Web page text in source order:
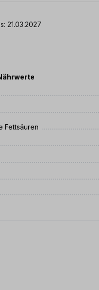
Mindestens haltbar bis: 21.03.2027
Fettsäuren